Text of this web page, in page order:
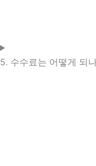
5. 수수료는 어떻게 되